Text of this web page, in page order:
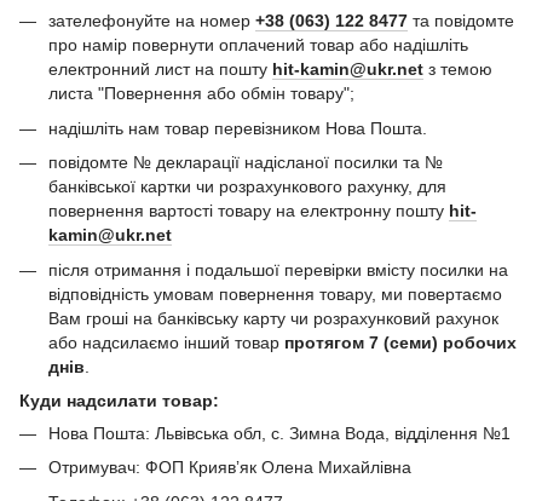
зателефонуйте на номер +38 (063) 122 8477 та повідомте
про намір повернути оплачений товар або надішліть
електронний лист на пошту hit-kamin@ukr.net з темою
листа "Повернення або обмін товару";
надішліть нам товар перевізником Нова Пошта.
повідомте № декларації надісланої посилки та №
банківської картки чи розрахункового рахунку, для
повернення вартості товару на електронну пошту hit-
kamin@ukr.net
після отримання і подальшої перевірки вмісту посилки на
відповідність умовам повернення товару, ми повертаємо
Вам гроші на банківську карту чи розрахунковий рахунок
або надсилаємо інший товар протягом 7 (семи) робочих
днів
Куди надсилати товар:
Нова Пошта: Львівська обл, с. Зимна Вода, відділення №1
Отримувач: ФОП Криявʼяк Олена Михайлівна